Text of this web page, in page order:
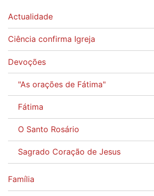
Actualidade
Ciência confirma Igreja
Devoções
"As orações de Fátima"
Fátima
O Santo Rosário
Sagrado Coração de Jesus
Família